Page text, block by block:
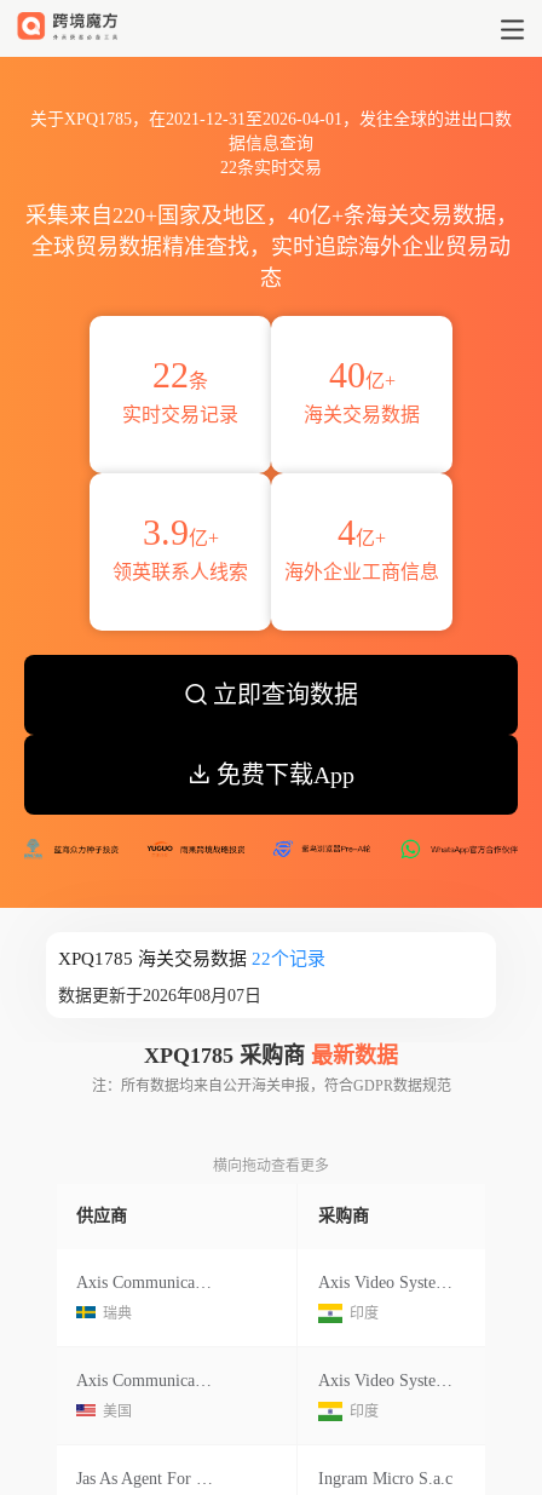
关于XPQ1785，在2021-12-31至2026-04-01，发往全球的进出口数
据信息查询
22条实时交易
采集来自220+国家及地区，40亿+条海关交易数据，
全球贸易数据精准查找，实时追踪海外企业贸易动
态
22条
实时交易记录
40亿+
海关交易数据
3.9亿+
领英联系人线索
4亿+
海外企业工商信息
立即查询数据
免费下载App
XPQ1785 海关交易数据 22个记录
数据更新于2026年08月07日
XPQ1785 采购商 最新数据
注：所有数据均来自公开海关申报，符合GDPR数据规范
横向拖动查看更多
供应商 采购商
Axis Communication Ab
瑞典
Axis Video Systems India Private Limited
印度
Axis Communications Ab
美国
Axis Video Systems India Pvt.ltd.
印度
Jas As Agent For Ingram Micro Sac Ingram Micro S.a.c